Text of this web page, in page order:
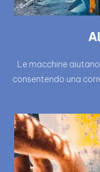
Le macchine
consentendo una